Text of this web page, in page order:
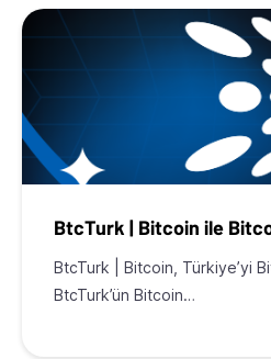
BtcTurk | Bitcoin ile
BtcTurk | Bitcoin, Türkiye’yi
BtcTurk’ün Bitcoin…